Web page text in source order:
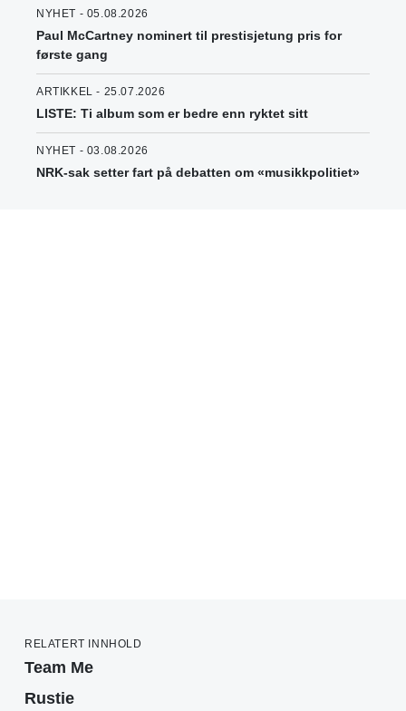
NYHET - 05.08.2026
Paul McCartney nominert til prestisjetung pris for
første gang
ARTIKKEL - 25.07.2026
LISTE: Ti album som er bedre enn ryktet sitt
NYHET - 03.08.2026
NRK-sak setter fart på debatten om «musikkpolitiet»
RELATERT INNHOLD
Team Me
Rustie